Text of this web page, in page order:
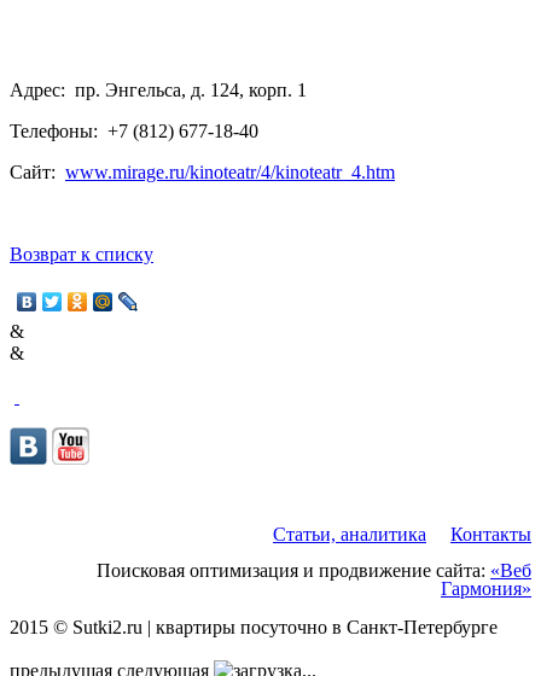
Адрес: пр. Энгельса, д. 124, корп. 1
Телефоны: +7 (812) 677-18-40
Сайт: www.mirage.ru/kinoteatr/4/kinoteatr_4.htm
Возврат к списку
&
&
Статьи, аналитика
Контакты
Поисковая оптимизация и продвижение сайта: «Веб
Гармония»
2015 © Sutki2.ru | квартиры посуточно в Санкт-Петербурге
предыдущая следующая